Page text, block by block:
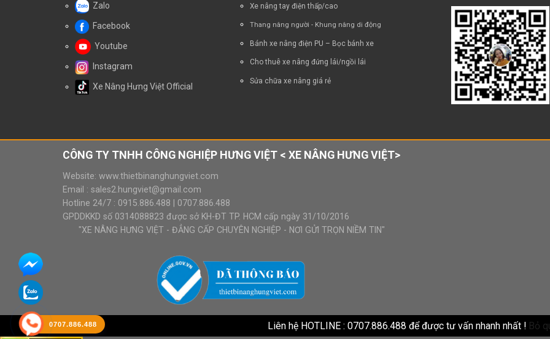
Zalo
Facebook
Youtube
Instagram
Xe Nâng Hưng Việt Official
Xe nâng tay điện thấp/cao
Thang nâng người - Khung nâng di động
Bánh xe nâng điện PU – Bọc bánh xe
Cho thuê xe nâng đứng lái/ngồi lái
Sửa chữa xe nâng giá rẻ
CÔNG TY TNHH CÔNG NGHIỆP HƯNG VIỆT < XE NÂNG HƯNG VIỆT>
Website: www.thietbinanghungviet.com
Email : sales2.hungviet@gmail.com
Hotline 24/7 : 0915.886.488
0707.886.488
GPDDKKD số 0314088823 được sở KH-ĐT TP. HCM cấp ngày 31/10/2016
"XE NÂNG HƯNG VIỆT - ĐẲNG CẤP CHUYÊN NGHIỆP - NƠI GỬI TRỌN NIỀM TIN"
Liên hệ HOTLINE : 0707.886.488 để được tư vấn nhanh nhất ! Bỏ
0707.886.488